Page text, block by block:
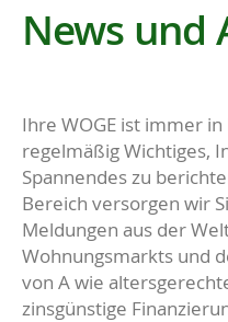
News und
Ihre WOGE ist immer
regelmäßig Wichtiges,
Spannendes zu
Bereich versorgen wir
Meldungen aus der
Wohnungsmarkts und
von A wie
zinsgünstige